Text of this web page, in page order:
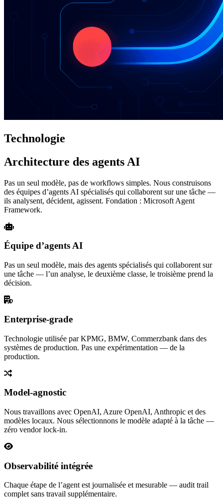
Technologie
Architecture des agents AI
Pas un seul modèle, pas de workflows simples. Nous construisons
des équipes d’agents AI spécialisés qui collaborent sur une tâche —
ils analysent, décident, agissent. Fondation : Microsoft Agent
Framework.
Équipe d’agents AI
Pas un seul modèle, mais des agents spécialisés qui collaborent sur
une tâche — l’un analyse, le deuxième classe, le troisième prend la
décision.
Enterprise-grade
Technologie utilisée par KPMG, BMW, Commerzbank dans des
systèmes de production. Pas une expérimentation — de la
production.
Model-agnostic
Nous travaillons avec OpenAI, Azure OpenAI, Anthropic et des
modèles locaux. Nous sélectionnons le modèle adapté à la tâche —
zéro vendor lock-in.
Observabilité intégrée
Chaque étape de l’agent est journalisée et mesurable — audit trail
complet sans travail supplémentaire.